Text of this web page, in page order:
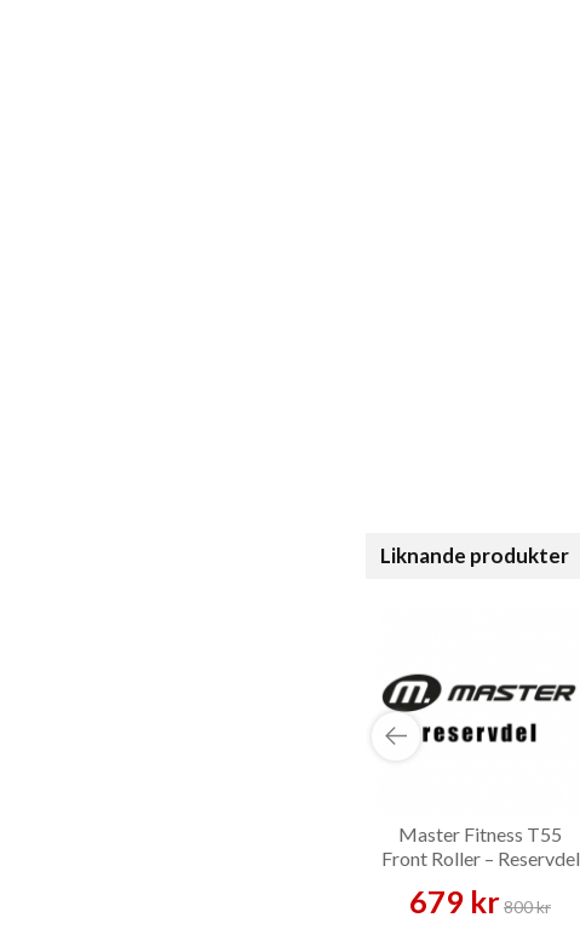
Liknande produkter
Master Fitness T55
Front Roller – Reservdel
679 kr800 kr